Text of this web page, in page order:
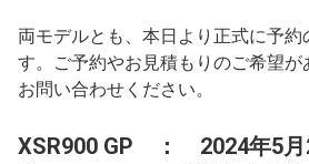
両モデルとも、本日より正式に予約
す。ご予約やお見積もりのご希望が
お問い合わせください。
XSR900 GP ： 2024年5月